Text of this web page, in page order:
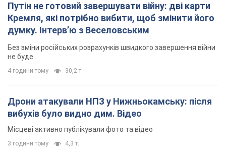
Путін не готовий завершувати війну: дві карти
Кремля, які потрібно вибити, щоб змінити його
думку. Інтерв’ю з Веселовським
Без зміни російських розрахунків швидкого завершення війни
не буде
4 години тому 30,2 т.
Дрони атакували НПЗ у Нижньокамську: після
вибухів було видно дим. Відео
Місцеві активно публікували фото та відео
3 години тому 4,3 т.